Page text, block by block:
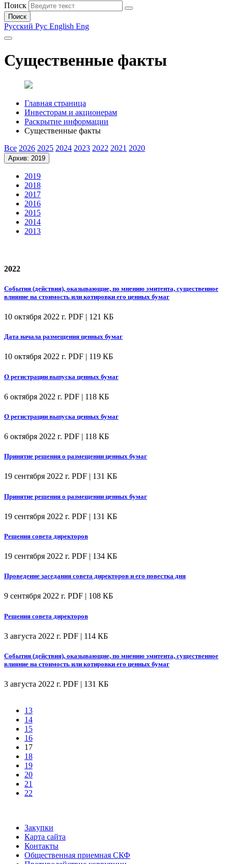
Поиск
Поиск
Русский Рус English Eng
Существенные факты
Главная страница
Инвесторам и акционерам
Раскрытие информации
Существенные факты
Все 2026 2025 2024 2023 2022 2021 2020
Архив: 2019
2019
2018
2017
2016
2015
2014
2013
2022
События (действия), оказывающие, по мнению эмитента, существенное
влияние на стоимость или котировки его ценных бумаг
10 октября 2022 г. PDF | 121 КБ
Дата начала размещения ценных бумаг
10 октября 2022 г. PDF | 119 КБ
О регистрации выпуска ценных бумаг
6 октября 2022 г. PDF | 118 КБ
О регистрации выпуска ценных бумаг
6 октября 2022 г. PDF | 118 КБ
Принятие решения о размещении ценных бумаг
19 сентября 2022 г. PDF | 131 КБ
Принятие решения о размещении ценных бумаг
19 сентября 2022 г. PDF | 131 КБ
Решения совета директоров
19 сентября 2022 г. PDF | 134 КБ
Проведение заседания совета директоров и его повестка дня
9 сентября 2022 г. PDF | 108 КБ
Решения совета директоров
3 августа 2022 г. PDF | 114 КБ
События (действия), оказывающие, по мнению эмитента, существенное
влияние на стоимость или котировки его ценных бумаг
3 августа 2022 г. PDF | 131 КБ
13
14
15
16
17
18
19
20
21
22
Закупки
Карта сайта
Контакты
Общественная приемная СКФ